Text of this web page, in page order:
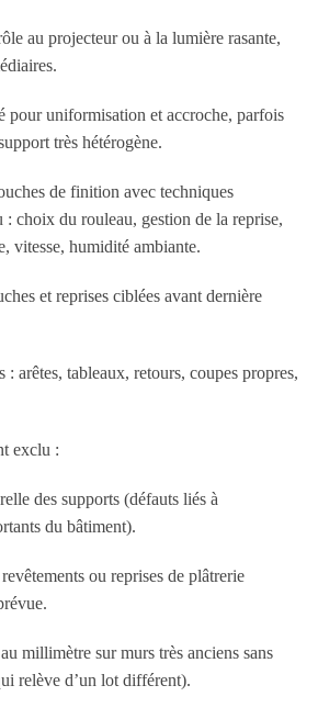
au projecteur ou à la lumière rasante,
pour uniformisation et accroche, parfois
très hétérogène.
de finition avec techniques
: choix du rouleau, gestion de la reprise,
vitesse, humidité ambiante.
et reprises ciblées avant dernière
: arêtes, tableaux, retours, coupes propres,
exclu :
des supports (défauts liés à
du bâtiment).
ou reprises de plâtrerie
millimètre sur murs très anciens sans
relève d’un lot différent).